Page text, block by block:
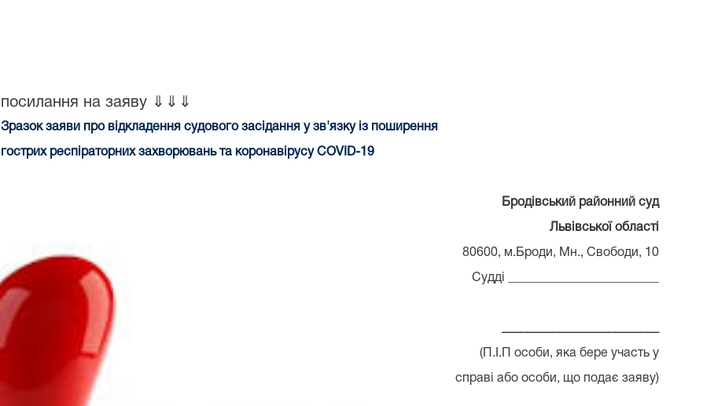
посилання на заяву ⇓⇓⇓
Зразок заяви про відкладення судового засідання у зв'язку із поширення
гострих респіраторних захворювань та коронавірусу COVID-19
Бродівський районний суд
Львівської області
80600, м.Броди, Мн., Свободи, 10
Судді ________________________
(П.І.П особи, яка бере участь у
справі або особи, що подає заяву)